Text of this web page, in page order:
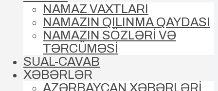
NAMAZ VAXTLARI
NAMAZIN QILINMA QAYDASI
NAMAZIN SÖZLƏRİ VƏ
TƏRCÜMƏSİ
SUAL-CAVAB
XƏBƏRLƏR
AZƏRBAYCAN XƏBƏRLƏRİ